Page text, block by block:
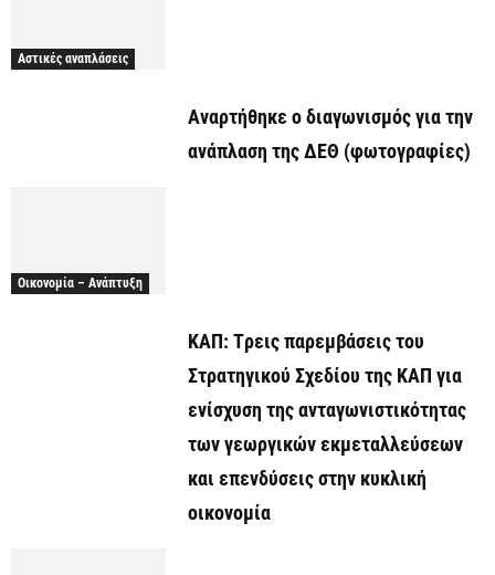
Αστικές αναπλάσεις
Αναρτήθηκε o διαγωνισμός για την
ανάπλαση της ΔΕΘ (φωτογραφίες)
Οικονομία – Ανάπτυξη
ΚΑΠ: Tρεις παρεμβάσεις του
Στρατηγικού Σχεδίου της ΚΑΠ για
ενίσχυση της ανταγωνιστικότητας
των γεωργικών εκμεταλλεύσεων
και επενδύσεις στην κυκλική
οικονομία